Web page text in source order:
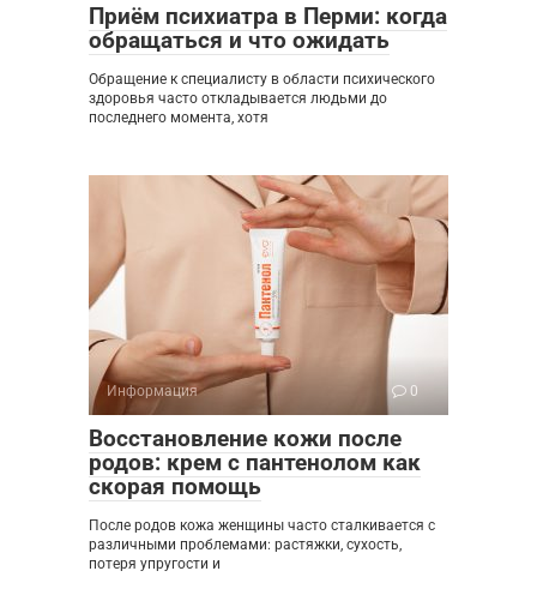
Приём психиатра в Перми: когда
обращаться и что ожидать
Обращение к специалисту в области психического
здоровья часто откладывается людьми до
последнего момента, хотя
Информация 0
Восстановление кожи после
родов: крем с пантенолом как
скорая помощь
После родов кожа женщины часто сталкивается с
различными проблемами: растяжки, сухость,
потеря упругости и